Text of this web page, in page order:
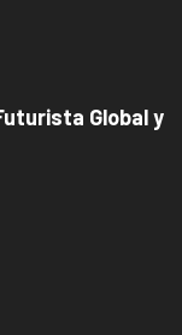
Global y